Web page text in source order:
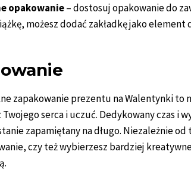
opakowanie– dostosuj opakowanie do
możesz dodać zakładkę jako element
zapakowanie prezentu na Walentynki
serca i uczuć. Dedykowany czas i
zapamiętany na długo. Niezależnie
czy też wybierzesz bardziej